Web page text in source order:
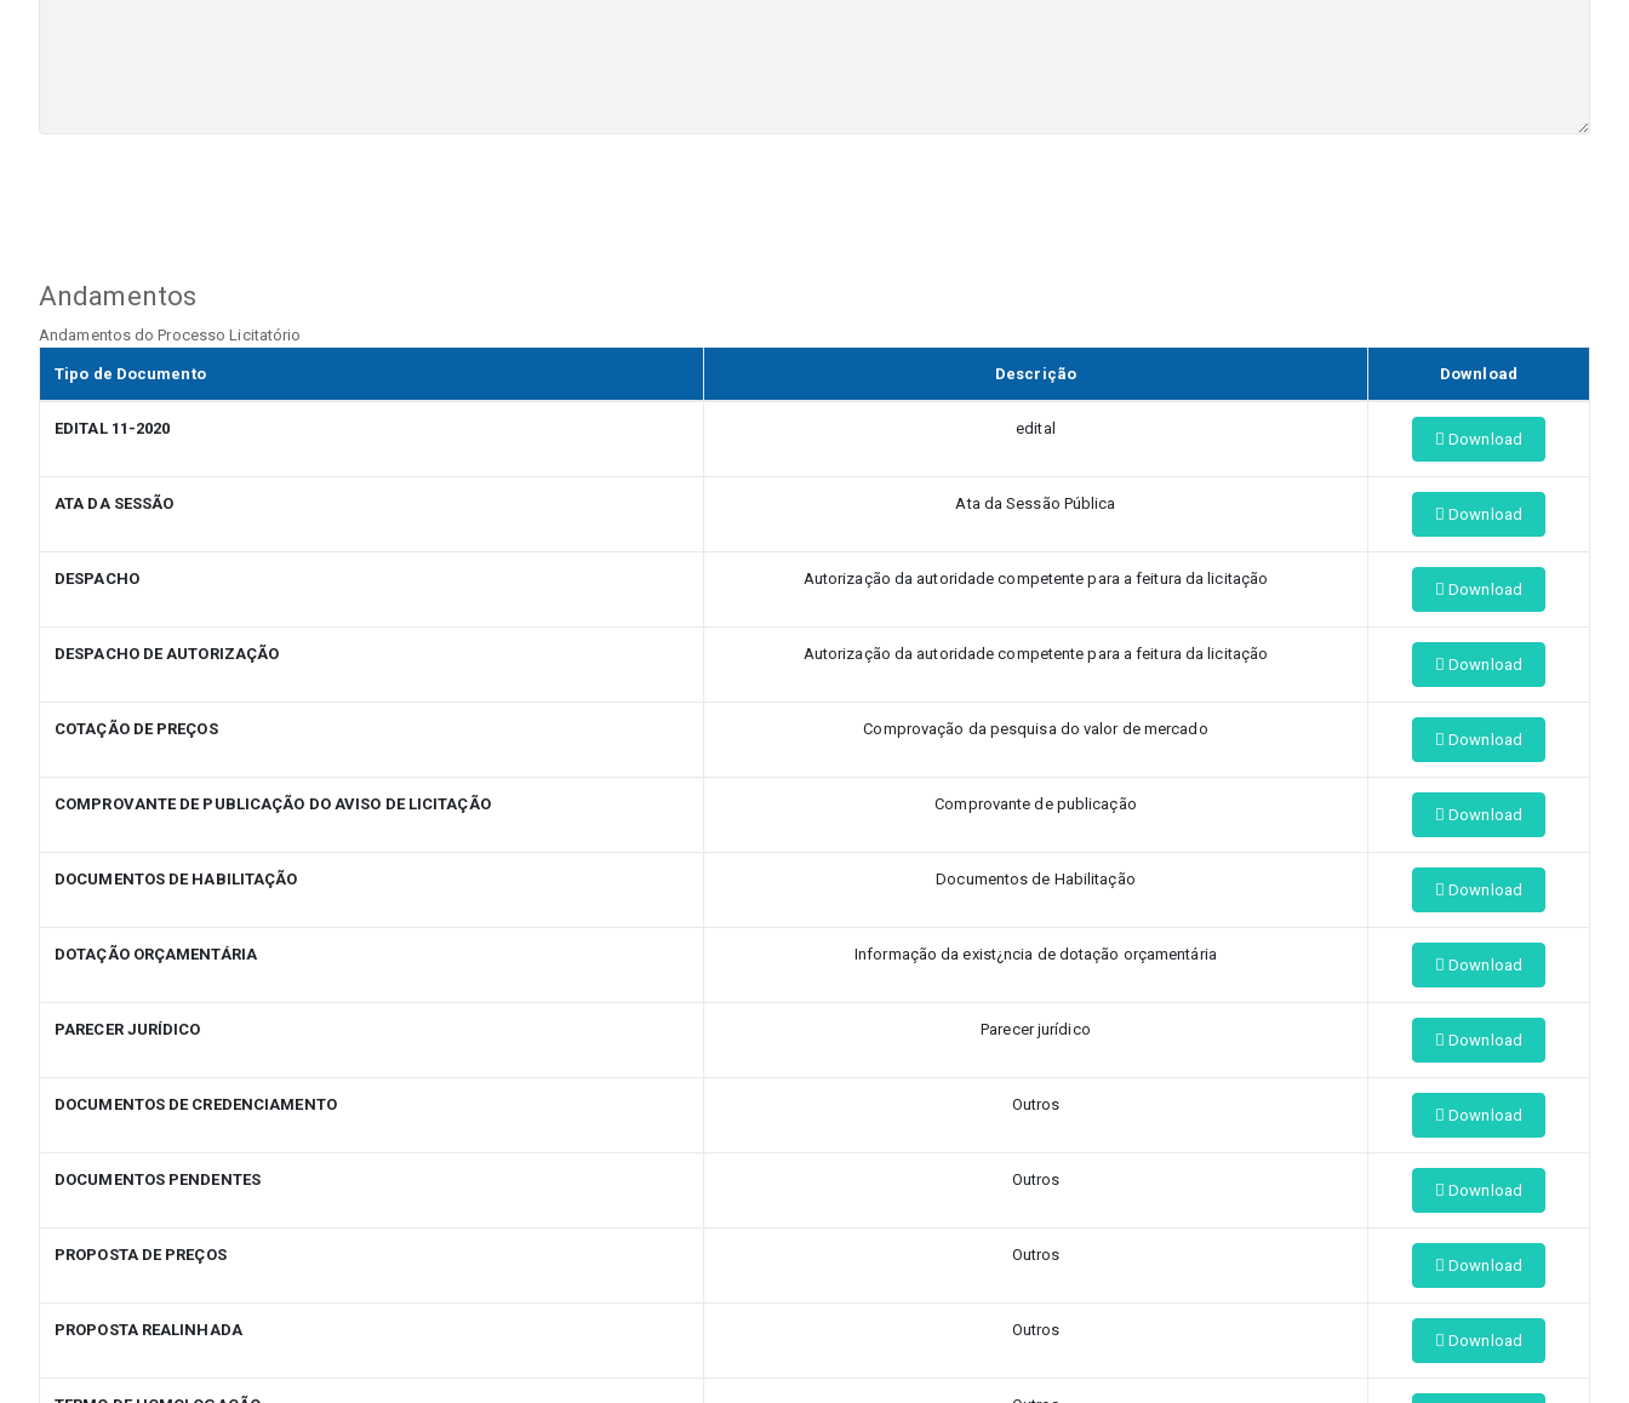
Andamentos
Andamentos do Processo Licitatório
Tipo de Documento Descrição Download
EDITAL 11-2020 edital
Download
ATA DA SESSÃO Ata da Sessão Pública
Download
DESPACHO Autorização da autoridade competente para a feitura da licitação
Download
DESPACHO DE AUTORIZAÇÃO Autorização da autoridade competente para a feitura da licitação
Download
COTAÇÃO DE PREÇOS Comprovação da pesquisa do valor de mercado
Download
COMPROVANTE DE PUBLICAÇÃO DO AVISO DE LICITAÇÃO Comprovante de publicação
Download
DOCUMENTOS DE HABILITAÇÃO Documentos de Habilitação
Download
DOTAÇÃO ORÇAMENTÁRIA Informação da exist¿ncia de dotação orçamentária
Download
PARECER JURÍDICO Parecer jurídico
Download
DOCUMENTOS DE CREDENCIAMENTO Outros
Download
DOCUMENTOS PENDENTES Outros
Download
PROPOSTA DE PREÇOS Outros
Download
PROPOSTA REALINHADA Outros
Download